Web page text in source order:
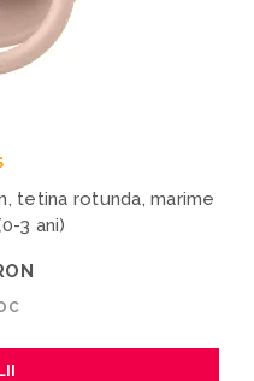
tetina rotunda, marime
3 ani)